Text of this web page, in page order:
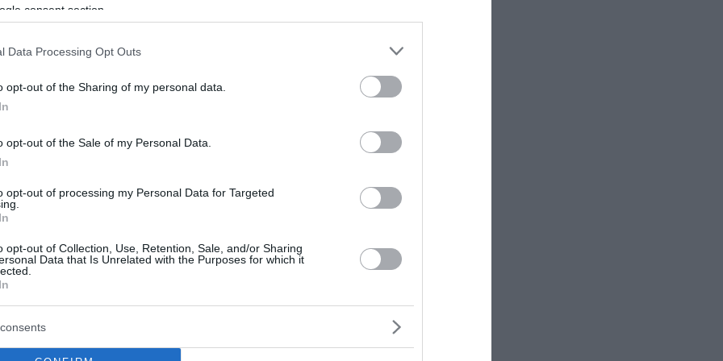
consent section.
Data Processing Opt Outs
opt-out of the Sharing of my personal data.
opt-out of the Sale of my Personal Data.
opt-out of processing my Personal Data for Targeted
opt-out of Collection, Use, Retention, Sale, and/or Sharing
Data that Is Unrelated with the Purposes for which it
ο 60χρονος
το
τροχαίο με
κρίθηκε μετά την
ο 60χρονος οδηγός, ο
το θανατηφόρο
με θύμα την
Θεσσαλονίκη: Συγκλονίζει ο
σύζυγος της 50χρονης που
«Πήγε να πάρει το παιδί»
που οδηγούσε συγκρούστηκε μετωπικά
με το αυτ...